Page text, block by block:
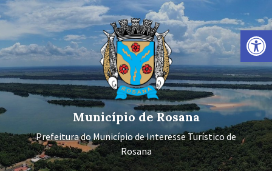
Barra de Ferramentas Aberta
Ir
para
conteúdo
Pular
para
navegação
principal
Pular
para
rodapé
Município de Rosana
Prefeitura do Município de Interesse Turístico de
Rosana